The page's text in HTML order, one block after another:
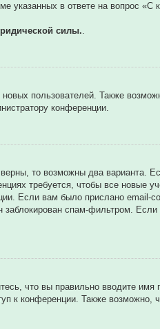
указанных в ответе на вопрос
силы..
пользователей. Также
конференции.
то возможны два варианта.
требуется, чтобы все новые
Если вам было прислано
спам-фильтром.
что вы правильно вводите
к конференции. Также